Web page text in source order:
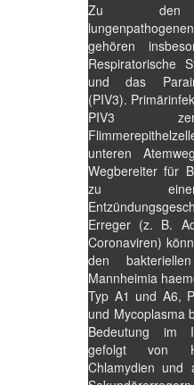
Zu den
gehören
Respiratorische
und das
(PIV3).
PIV3
unteren
Wegbereiter für
zu
Erreger (z. B.
Coronaviren)
den
Mannheimia
Typ A1 und A6,
und Mycoplasma
Bedeutung im
gefolgt von
Chlamydien und